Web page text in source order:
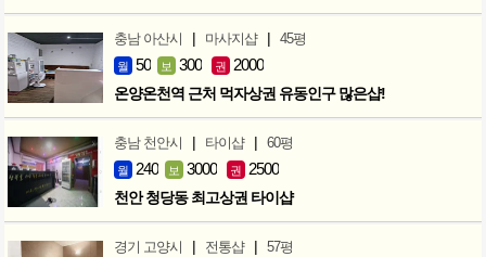
충남 아산시 | 마사지샵 | 45평
월 50 보 300 권 2000
온양온천역 근처 먹자상권 유동인구 많은샵!
충남 천안시 | 타이샵 | 60평
월 240 보 3000 권 2500
천안 청당동 최고상권 타이샵
경기 고양시 | 전통샵 | 57평